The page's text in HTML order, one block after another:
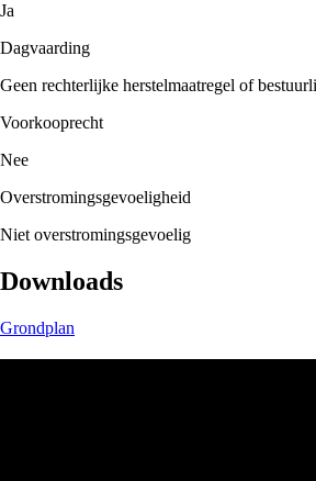
Ja
Dagvaarding
Geen rechterlijke herstelmaatregel of
Voorkooprecht
Nee
Overstromingsgevoeligheid
Niet overstromingsgevoelig
Downloads
Grondplan